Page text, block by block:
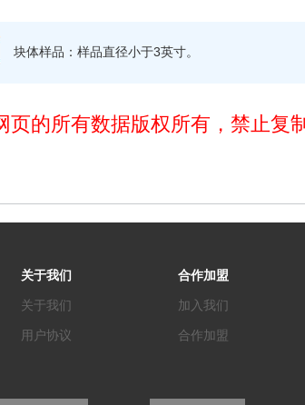
块体样品：样品直径小于3英寸。
页的所有数据版权所有，禁止复
关于我们
关于我们
用户协议
合作加盟
加入我们
合作加盟